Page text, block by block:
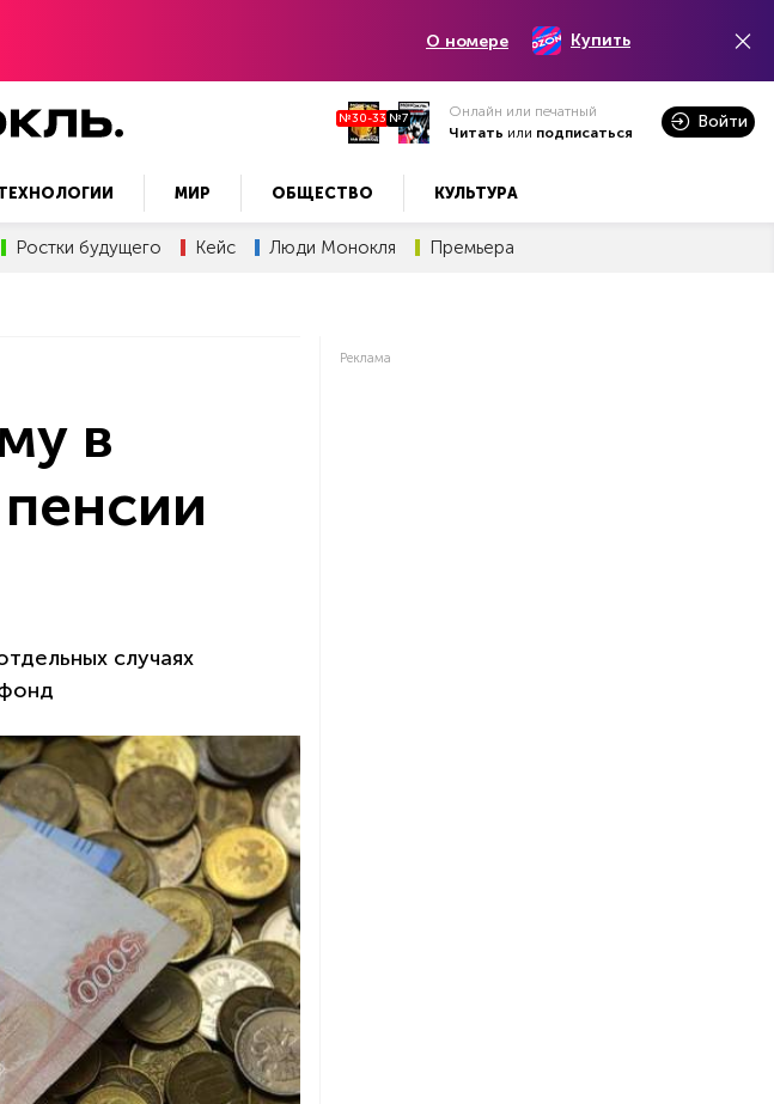
О номере Купить
№30-33 №7
Онлайн или печатный
Читать или подписаться
Войти
МИР ОБЩЕСТВО КУЛЬТУРА
Ростки будущего Кейс Люди Монокля Премьера
в
случаях
Реклама